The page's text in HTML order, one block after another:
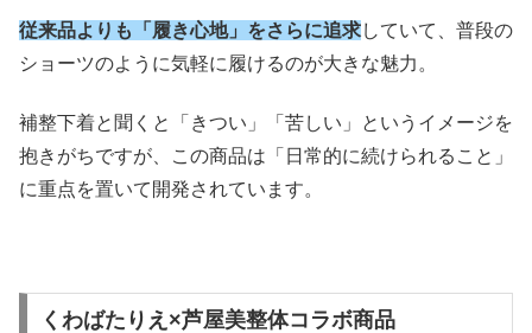
従来品よりも「履き心地」をさらに追求していて、普段の
ショーツのように気軽に履けるのが大きな魅力。
補整下着と聞くと「きつい」「苦しい」というイメージを
抱きがちですが、この商品は「日常的に続けられること」
に重点を置いて開発されています。
くわばたりえ×芦屋美整体コラボ商品